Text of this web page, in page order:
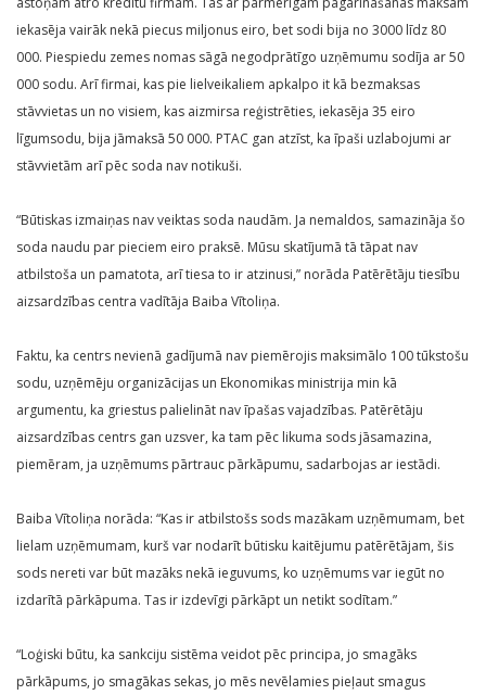
iekasēja vairāk nekā piecus miljonus eiro, bet sodi bija no 3000 līdz 80
000. Piespiedu zemes nomas sāgā negodprātīgo uzņēmumu sodīja ar 50
000 sodu. Arī firmai, kas pie lielveikaliem apkalpo it kā bezmaksas
stāvvietas un no visiem, kas aizmirsa reģistrēties, iekasēja 35 eiro
līgumsodu, bija jāmaksā 50 000. PTAC gan atzīst, ka īpaši uzlabojumi ar
stāvvietām arī pēc soda nav notikuši.
“Būtiskas izmaiņas nav veiktas soda naudām. Ja nemaldos, samazināja šo
soda naudu par pieciem eiro praksē. Mūsu skatījumā tā tāpat nav
atbilstoša un pamatota, arī tiesa to ir atzinusi,” norāda Patērētāju tiesību
aizsardzības centra vadītāja Baiba Vītoliņa.
Faktu, ka centrs nevienā gadījumā nav piemērojis maksimālo 100 tūkstošu
sodu, uzņēmēju organizācijas un Ekonomikas ministrija min kā
argumentu, ka griestus palielināt nav īpašas vajadzības. Patērētāju
aizsardzības centrs gan uzsver, ka tam pēc likuma sods jāsamazina,
piemēram, ja uzņēmums pārtrauc pārkāpumu, sadarbojas ar iestādi.
Baiba Vītoliņa norāda: “Kas ir atbilstošs sods mazākam uzņēmumam, bet
lielam uzņēmumam, kurš var nodarīt būtisku kaitējumu patērētājam, šis
sods nereti var būt mazāks nekā ieguvums, ko uzņēmums var iegūt no
izdarītā pārkāpuma. Tas ir izdevīgi pārkāpt un netikt sodītam.”
“Loģiski būtu, ka sankciju sistēma veidot pēc principa, jo smagāks
pārkāpums, jo smagākas sekas, jo mēs nevēlamies pieļaut smagus